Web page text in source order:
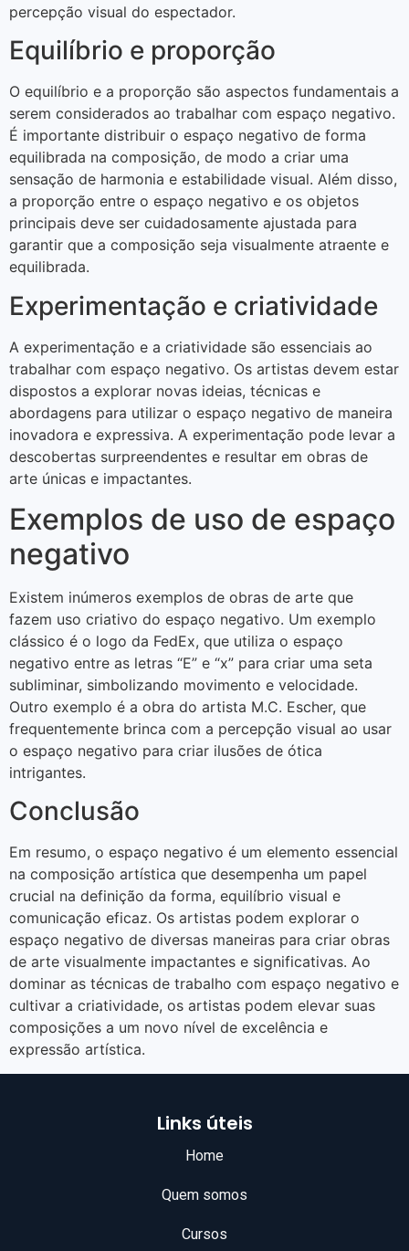
percepção visual do espectador.
Equilíbrio e proporção
O equilíbrio e a proporção são aspectos fundamentais a
serem considerados ao trabalhar com espaço negativo.
É importante distribuir o espaço negativo de forma
equilibrada na composição, de modo a criar uma
sensação de harmonia e estabilidade visual. Além disso,
a proporção entre o espaço negativo e os objetos
principais deve ser cuidadosamente ajustada para
garantir que a composição seja visualmente atraente e
equilibrada.
Experimentação e criatividade
A experimentação e a criatividade são essenciais ao
trabalhar com espaço negativo. Os artistas devem estar
dispostos a explorar novas ideias, técnicas e
abordagens para utilizar o espaço negativo de maneira
inovadora e expressiva. A experimentação pode levar a
descobertas surpreendentes e resultar em obras de
arte únicas e impactantes.
Exemplos de uso de espaço
negativo
Existem inúmeros exemplos de obras de arte que
fazem uso criativo do espaço negativo. Um exemplo
clássico é o logo da FedEx, que utiliza o espaço
negativo entre as letras “E” e “x” para criar uma seta
subliminar, simbolizando movimento e velocidade.
Outro exemplo é a obra do artista M.C. Escher, que
frequentemente brinca com a percepção visual ao usar
o espaço negativo para criar ilusões de ótica
intrigantes.
Conclusão
Em resumo, o espaço negativo é um elemento essencial
na composição artística que desempenha um papel
crucial na definição da forma, equilíbrio visual e
comunicação eficaz. Os artistas podem explorar o
espaço negativo de diversas maneiras para criar obras
de arte visualmente impactantes e significativas. Ao
dominar as técnicas de trabalho com espaço negativo e
cultivar a criatividade, os artistas podem elevar suas
composições a um novo nível de excelência e
expressão artística.
Links úteis
Home
Quem somos
Cursos